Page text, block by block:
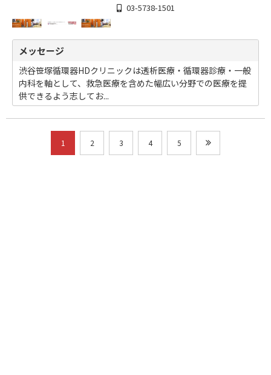
03-5738-1501
メッセージ
渋谷笹塚循環器HDクリニックは透析医療・循環器診療・一般
内科を軸として、救急医療を含めた幅広い分野での医療を提
供できるよう志してお...
1 2 3 4 5